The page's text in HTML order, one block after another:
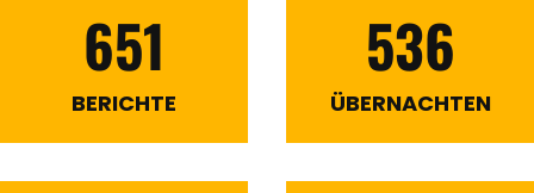
651
BERICHTE
536
ÜBERNACHTEN